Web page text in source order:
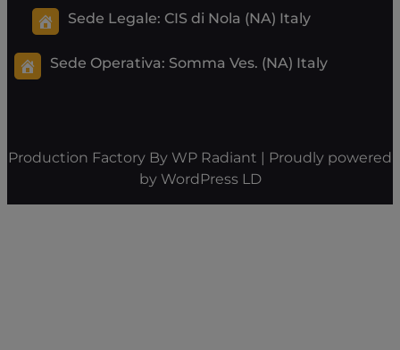
Sede Legale: CIS di Nola (NA) Italy
Sede Operativa: Somma Ves. (NA) Italy
Production Factory By WP Radiant | Proudly powered
by WordPressLD